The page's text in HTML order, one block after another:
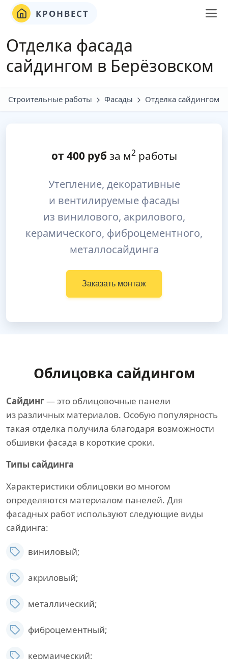
КРОНВЕСТ
Отделка фасада
сайдингом в Берёзовском
Строительные работы Фасады Отделка сайдингом
от 400руб за м2работы
Утепление, декоративные
и вентилируемые фасады
из винилового, акрилового,
керамического, фиброцементного,
металлосайдинга
Заказать монтаж
Облицовка сайдингом
Сайдинг— это облицовочные панели
из различных материалов. Особую популярность
такая отделка получила благодаря возможности
обшивки фасада в короткие сроки.
Типы сайдинга
Характеристики облицовки во многом
определяются материалом панелей. Для
фасадных работ используют следующие виды
сайдинга:
виниловый;
акриловый;
металлический;
фиброцементный;
кермаический;